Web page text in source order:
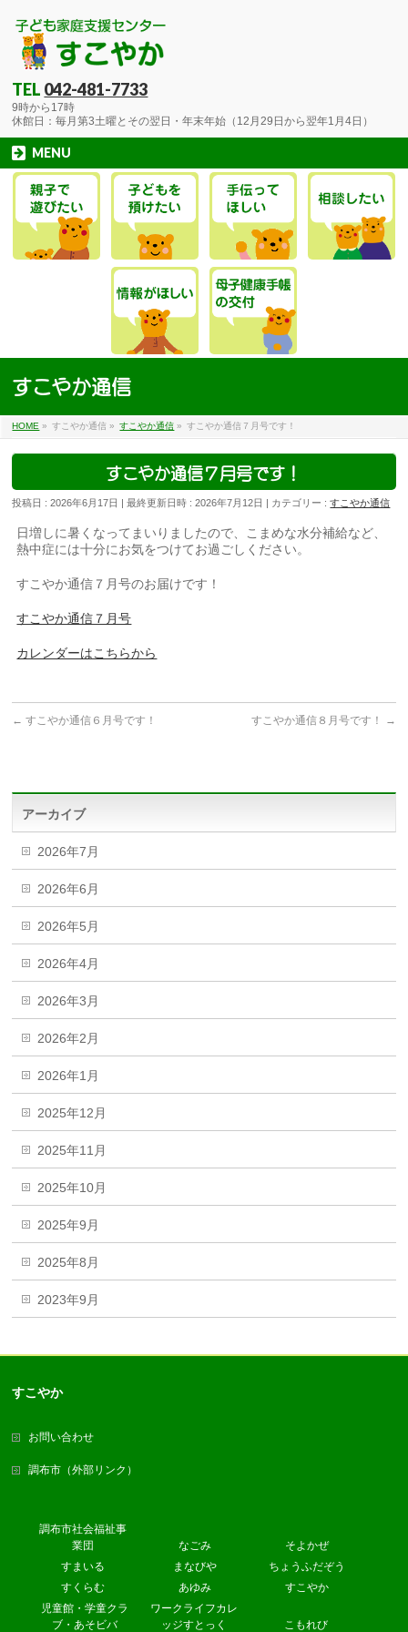
TEL 042-481-7733
9時から17時
休館日：毎月第3土曜とその翌日・年末年始（12月29日から翌年1月4日）
MENU
すこやか通信
HOME » すこやか通信 » すこやか通信 » すこやか通信７月号です！
すこやか通信７月号です！
投稿日 : 2026年6月17日 最終更新日時 : 2026年7月12日 カテゴリー :すこやか通信
日増しに暑くなってまいりましたので、こまめな水分補給など、
熱中症には十分にお気をつけてお過ごしください。
すこやか通信７月号のお届けです！
すこやか通信７月号
カレンダーはこちらから
← すこやか通信６月号です！ すこやか通信８月号です！ →
アーカイブ
2026年7月
2026年6月
2026年5月
2026年4月
2026年3月
2026年2月
2026年1月
2025年12月
2025年11月
2025年10月
2025年9月
2025年8月
2023年9月
すこやか
お問い合わせ
調布市（外部リンク）
調布市社会福祉事
業団
なごみ
そよかぜ
すまいる
まなびや
ちょうふだぞう
すくらむ
あゆみ
すこやか
児童館・学童クラ
ブ・あそビバ
ワークライフカレ
ッジすとっく
こもれび